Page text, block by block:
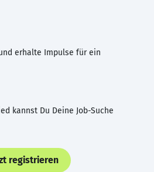
erhalte Impulse für ein
kannst Du Deine Job-Suche
registrieren